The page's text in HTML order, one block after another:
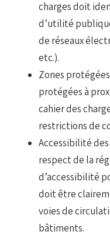
charges doit
d’utilité
de réseaux
etc.).
Zones
protégées à
cahier des
restrictions de
Accessibilité des
respect de la
d’accessibilité
doit être
voies de
bâtiments.